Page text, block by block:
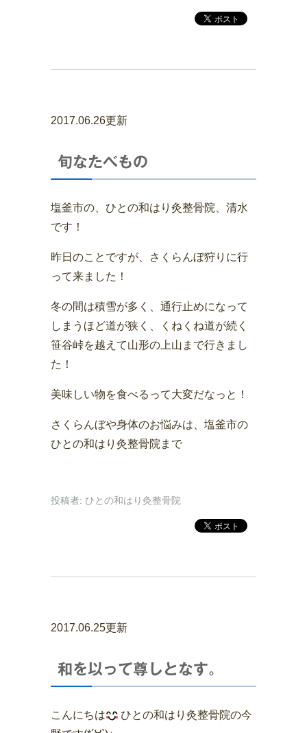
2017.06.26更新
旬なたべもの
塩釜市の、ひとの和はり灸整骨院、清水
です！
昨日のことですが、さくらんぼ狩りに行
って来ました！
冬の間は積雪が多く、通行止めになって
しまうほど道が狭く、くねくね道が続く
笹谷峠を越えて山形の上山まで行きまし
た！
美味しい物を食べるって大変だなっと！
さくらんぼや身体のお悩みは、塩釜市の
ひとの和はり灸整骨院まで
投稿者: ひとの和はり灸整骨院
2017.06.25更新
和を以って尊しとなす。
こんにちは
ひとの和はり灸整骨院の今